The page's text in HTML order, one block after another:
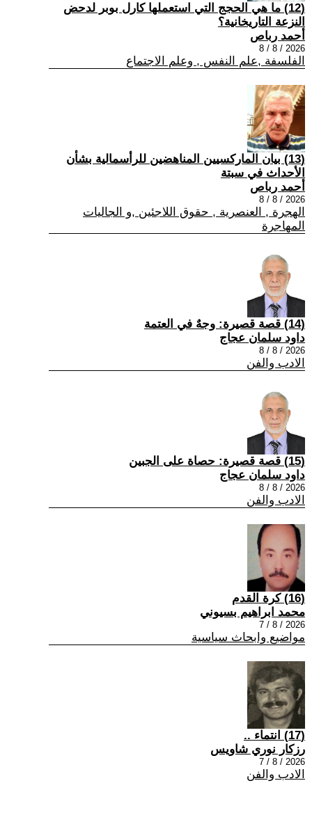
(12) ما هي الحجج التي استعملها كارل بوبر لدحض
النزعة التاريخانية؟
أحمد رباص
2026 / 8 / 8
الفلسفة ,علم النفس , وعلم الاجتماع
(13) بيان الماركسيين المناهضين للرأسمالية بشأن
الأحداث في سبتة
أحمد رباص
2026 / 8 / 8
الهجرة , العنصرية , حقوق اللاجئين ,و الجاليات
المهاجرة
(14) قصة قصيرة: وجهٌ في العتمة
داود سلمان عجاج
2026 / 8 / 8
الادب والفن
(15) قصة قصيرة: حصاة على الجبين
داود سلمان عجاج
2026 / 8 / 8
الادب والفن
(16) كرة القدم
محمد ابراهيم بسيوني
2026 / 8 / 7
مواضيع وابحاث سياسية
(17) انتماء ..
رزكار نوري شاويس
2026 / 8 / 7
الادب والفن